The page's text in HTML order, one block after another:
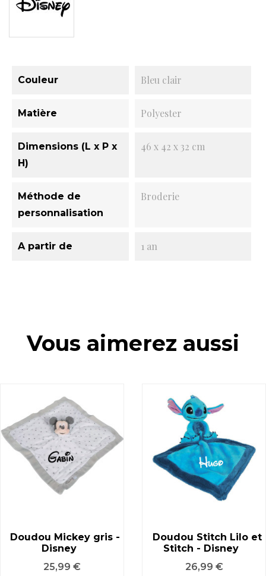
Couleur Bleu clair
Matière Polyester
Dimensions (L x P x
H)
46 x 42 x 32 cm
Méthode de
personnalisation
Broderie
A partir de 1 an
Vous aimerez aussi
Doudou Mickey gris -
Disney
Prix
25,99 €
Doudou Stitch Lilo et
Stitch - Disney
Prix
26,99 €